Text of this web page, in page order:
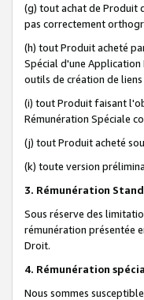
(g) tout achat de Produit
pas correctement
(h) tout Produit acheté
Spécial d'une Application
outils de création de
(i) tout Produit faisant
Rémunération Spéciale
(j) tout Produit acheté
(k) toute version
3. Rémunération
Sous réserve des
rémunération présentée
Droit.
4. Rémunération
Nous sommes